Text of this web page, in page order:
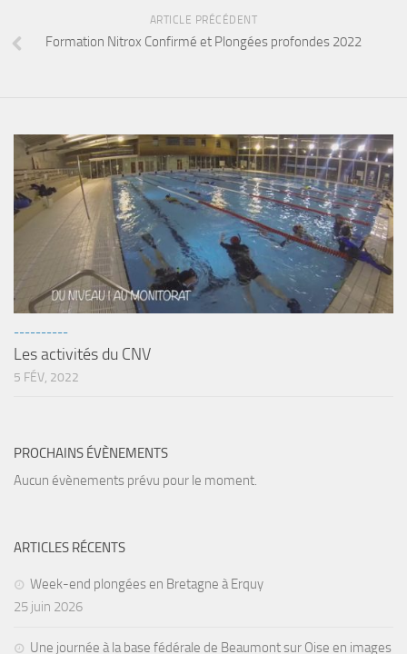
Sorties 2024
Sorties 2020
Sorties 2019
Sorties 2018
sorties 2017
Sorties 2016
Sorties 2015
Sorties 2014
BIO SUB
Lac Merveilleux
Vidéo
Peinture
NAGE
NAP / NEV
ARTICLE PRÉCÉDENT
Formation Nitrox Confirmé et Plongées profondes 2022
----------
Les activités du CNV
5 FÉV, 2022
PROCHAINS ÉVÈNEMENTS
Aucun évènements prévu pour le moment.
ARTICLES RÉCENTS
Week-end plongées en Bretagne à Erquy
25 juin 2026
Une journée à la base fédérale de Beaumont sur Oise en images